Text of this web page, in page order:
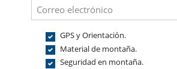
GPS y Orientación.
Material de montaña.
Seguridad en montaña.